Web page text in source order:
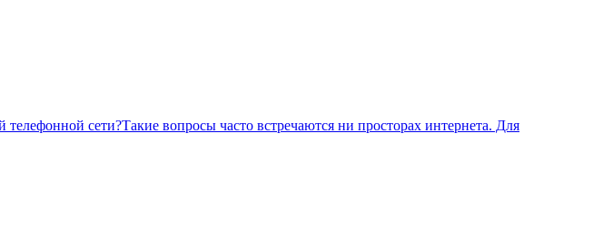
сети?Такие вопросы часто встречаются ни просторах интернета. Для